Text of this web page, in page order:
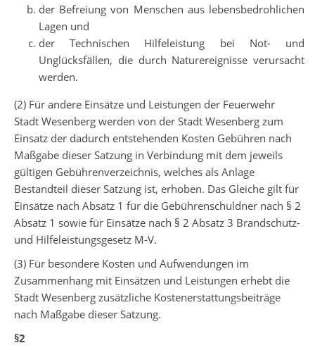
der Befreiung von Menschen aus lebensbedrohlichen
Lagen und
der Technischen Hilfeleistung bei Not- und
Unglücksfällen, die durch Naturereignisse verursacht
werden.
(2) Für andere Einsätze und Leistungen der Feuerwehr
Stadt Wesenberg werden von der Stadt Wesenberg zum
Einsatz der dadurch entstehenden Kosten Gebühren nach
Maßgabe dieser Satzung in Verbindung mit dem jeweils
gültigen Gebührenverzeichnis, welches als Anlage
Bestandteil dieser Satzung ist, erhoben. Das Gleiche gilt für
Einsätze nach Absatz 1 für die Gebührenschuldner nach § 2
Absatz 1 sowie für Einsätze nach § 2 Absatz 3 Brandschutz-
und Hilfeleistungsgesetz M-V.
(3) Für besondere Kosten und Aufwendungen im
Zusammenhang mit Einsätzen und Leistungen erhebt die
Stadt Wesenberg zusätzliche Kostenerstattungsbeiträge
nach Maßgabe dieser Satzung.
§2